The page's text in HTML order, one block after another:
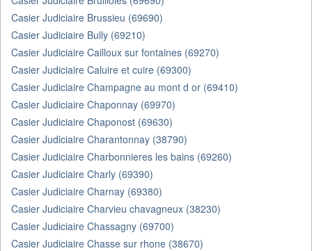
Casier Judiciaire Brussieu (69690)
Casier Judiciaire Bully (69210)
Casier Judiciaire Cailloux sur fontaines (69270)
Casier Judiciaire Caluire et cuire (69300)
Casier Judiciaire Champagne au mont d or (69410)
Casier Judiciaire Chaponnay (69970)
Casier Judiciaire Chaponost (69630)
Casier Judiciaire Charantonnay (38790)
Casier Judiciaire Charbonnieres les bains (69260)
Casier Judiciaire Charly (69390)
Casier Judiciaire Charnay (69380)
Casier Judiciaire Charvieu chavagneux (38230)
Casier Judiciaire Chassagny (69700)
Casier Judiciaire Chasse sur rhone (38670)